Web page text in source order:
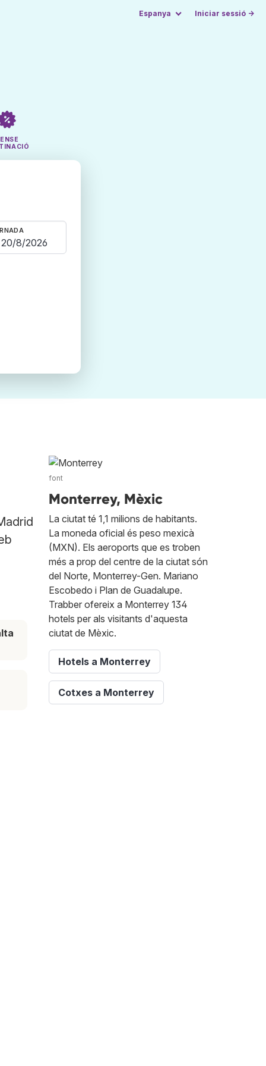
Espanya Iniciar sessió →
font
Monterrey, Mèxic
La ciutat té 1,1 milions de habitants.
La moneda oficial és peso mexicà
(MXN). Els aeroports que es troben
més a prop del centre de la ciutat són
del Norte, Monterrey-Gen. Mariano
Escobedo i Plan de Guadalupe.
Trabber ofereix a Monterrey 134
hotels per als visitants d'aquesta
ciutat de Mèxic.
Hotels a Monterrey
Cotxes a Monterrey